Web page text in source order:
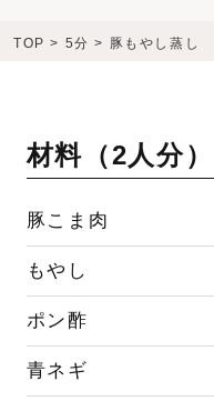
TOP > 5分 > 豚もやし蒸し
材料（2人分）
豚こま肉
もやし
ポン酢
青ネギ